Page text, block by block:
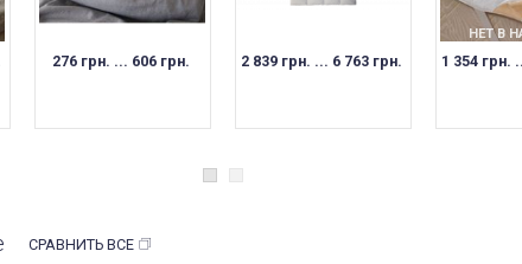
276 грн. ... 606 грн. 2 839 грн. ... 6 763 грн. 1 354 грн.
НЕТ В
СРАВНИТЬ ВСЕ